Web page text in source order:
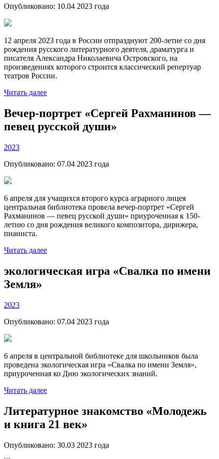
Опубликовано: 10.04 2023 года
12 апреля 2023 года в России отпразднуют 200-летие со дня
рождения русского литературного деятеля, драматурга и
писателя Александра Николаевича Островского, на
произведениях которого строится классический репертуар
театров России.
Читать далее
Вечер-портрет «Сергей Рахманинов —
певец русской души»
2023
Опубликовано: 07.04 2023 года
6 апреля для учащихся второго курса аграрного лицея
центральная библиотека провела вечер-портрет «Сергей
Рахманинов — певец русской души» приуроченная к 150-
летию со дня рождения великого композитора, дирижера,
пианиста.
Читать далее
экологическая игра «Свалка по имени
Земля»
2023
Опубликовано: 07.04 2023 года
6 апреля в центральной библиотеке для школьников была
проведена экологическая игра «Свалка по имени Земля»,
приуроченная ко Дню экологических знаний.
Читать далее
Литературное знакомство «Молодежь
и книга 21 век»
Опубликовано: 30.03 2023 года